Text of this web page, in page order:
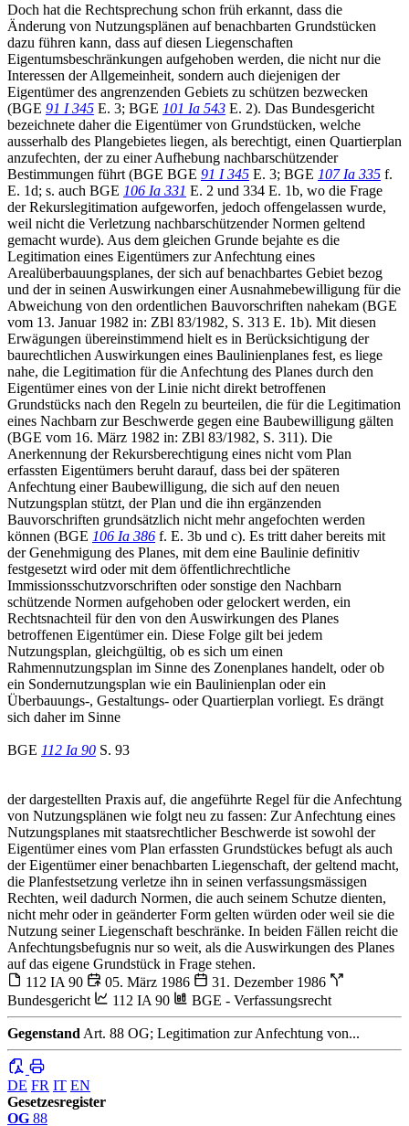
Doch hat die Rechtsprechung schon früh erkannt, dass die
Änderung von Nutzungsplänen auf benachbarten Grundstücken
dazu führen kann, dass auf diesen Liegenschaften
Eigentumsbeschränkungen aufgehoben werden, die nicht nur die
Interessen der Allgemeinheit, sondern auch diejenigen der
Eigentümer des angrenzenden Gebiets zu schützen bezwecken
(BGE 91 I 345 E. 3; BGE 101 Ia 543 E. 2). Das Bundesgericht
bezeichnete daher die Eigentümer von Grundstücken, welche
ausserhalb des Plangebietes liegen, als berechtigt, einen Quartierplan
anzufechten, der zu einer Aufhebung nachbarschützender
Bestimmungen führt (BGE BGE 91 I 345 E. 3; BGE 107 Ia 335 f.
E. 1d; s. auch BGE 106 Ia 331 E. 2 und 334 E. 1b, wo die Frage
der Rekurslegitimation aufgeworfen, jedoch offengelassen wurde,
weil nicht die Verletzung nachbarschützender Normen geltend
gemacht wurde). Aus dem gleichen Grunde bejahte es die
Legitimation eines Eigentümers zur Anfechtung eines
Arealüberbauungsplanes, der sich auf benachbartes Gebiet bezog
und der in seinen Auswirkungen einer Ausnahmebewilligung für die
Abweichung von den ordentlichen Bauvorschriften nahekam (BGE
vom 13. Januar 1982 in: ZBl 83/1982, S. 313 E. 1b). Mit diesen
Erwägungen übereinstimmend hielt es in Berücksichtigung der
baurechtlichen Auswirkungen eines Baulinienplanes fest, es liege
nahe, die Legitimation für die Anfechtung des Planes durch den
Eigentümer eines von der Linie nicht direkt betroffenen
Grundstücks nach den Regeln zu beurteilen, die für die Legitimation
eines Nachbarn zur Beschwerde gegen eine Baubewilligung gälten
(BGE vom 16. März 1982 in: ZBl 83/1982, S. 311). Die
Anerkennung der Rekursberechtigung eines nicht vom Plan
erfassten Eigentümers beruht darauf, dass bei der späteren
Anfechtung einer Baubewilligung, die sich auf den neuen
Nutzungsplan stützt, der Plan und die ihn ergänzenden
Bauvorschriften grundsätzlich nicht mehr angefochten werden
können (BGE 106 Ia 386 f. E. 3b und c). Es tritt daher bereits mit
der Genehmigung des Planes, mit dem eine Baulinie definitiv
festgesetzt wird oder mit dem öffentlichrechtliche
Immissionsschutzvorschriften oder sonstige den Nachbarn
schützende Normen aufgehoben oder gelockert werden, ein
Rechtsnachteil für den von den Auswirkungen des Planes
betroffenen Eigentümer ein. Diese Folge gilt bei jedem
Nutzungsplan, gleichgültig, ob es sich um einen
Rahmennutzungsplan im Sinne des Zonenplanes handelt, oder ob
ein Sondernutzungsplan wie ein Baulinienplan oder ein
Überbauungs-, Gestaltungs- oder Quartierplan vorliegt. Es drängt
sich daher im Sinne
BGE 112 Ia 90 S. 93
der dargestellten Praxis auf, die angeführte Regel für die Anfechtung
von Nutzungsplänen wie folgt neu zu fassen: Zur Anfechtung eines
Nutzungsplanes mit staatsrechtlicher Beschwerde ist sowohl der
Eigentümer eines vom Plan erfassten Grundstückes befugt als auch
der Eigentümer einer benachbarten Liegenschaft, der geltend macht,
die Planfestsetzung verletze ihn in seinen verfassungsmässigen
Rechten, weil dadurch Normen, die auch seinem Schutze dienten,
nicht mehr oder in geänderter Form gelten würden oder weil sie die
Nutzung seiner Liegenschaft beschränke. In beiden Fällen reicht die
Anfechtungsbefugnis nur so weit, als die Auswirkungen des Planes
auf das eigene Grundstück in Frage stehen.
112 IA 90
05. März 1986
31. Dezember 1986
Bundesgericht
112 IA 90 BGE - Verfassungsrecht
Gegenstand Art. 88 OG; Legitimation zur Anfechtung von...
DE FR IT EN
Gesetzesregister
OG 88